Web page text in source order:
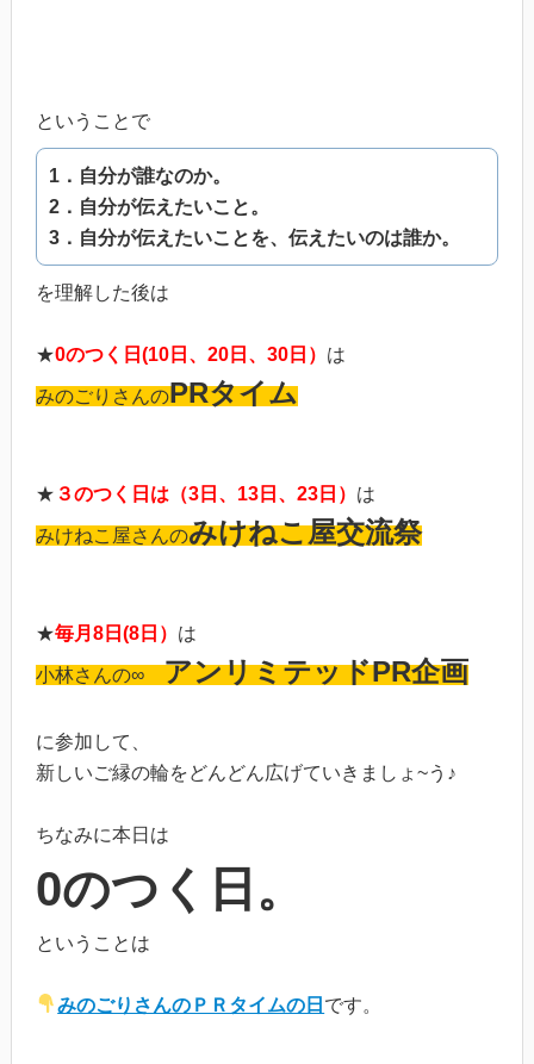
ということで
1．自分が誰なのか。
2．自分が伝えたいこと。
3．自分が伝えたいことを、伝えたいのは誰か。
を理解した後は
★0のつく日(10日、20日、30日） は
みのごりさんのPRタイム
★ ３のつく日は（3日、13日、23日） は
みけねこ屋さんのみけねこ屋交流祭
★毎月8日(8日） は
小林さんの∞ アンリミテッドPR企画
に参加して、
新しいご縁の輪をどんどん広げていきましょ~う♪
ちなみに本日は
0のつく日。
ということは
みのごりさんのＰＲタイムの日 です。